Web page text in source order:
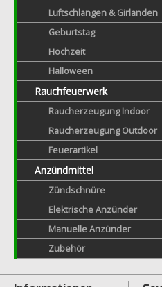
Luftschlangen & Girlanden
Geburtstag
Hochzeit
Halloween
Rauchfeuerwerk
Raucherzeugung Indoor
Raucherzeugung Outdoor
Feuerartikel
Anzündmittel
Zündschnüre
Elektrische Anzünder
Manuelle Anzünder
Zubehör